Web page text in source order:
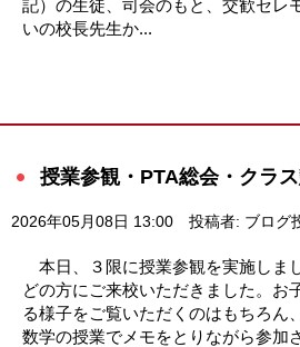
記）の生徒、司会のもと、交歓セレ
いの校長先生か...
授業参観・PTA総会・クラ
2026年05月08日 13:00 投稿者: ブログ
本日、３限に授業参観を実施しま
どの方にご来校いただきました。お
る様子をご覧いただくのはもちろん
数学の授業でメモをとりながら参加